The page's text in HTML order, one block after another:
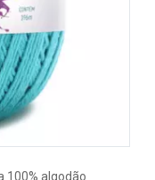
100% algodão